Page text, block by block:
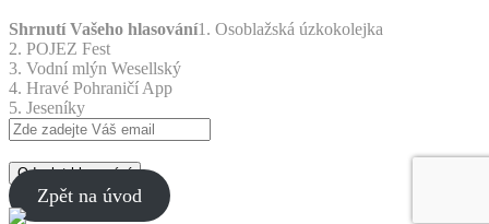
Shrnutí Vašeho hlasování1. Osoblažská úzkokolejka
2. POJEZ Fest
3. Vodní mlýn Wesellský
4. Hravé Pohraničí App
5. Jeseníky
Odeslat hlasování
Zpět na úvod